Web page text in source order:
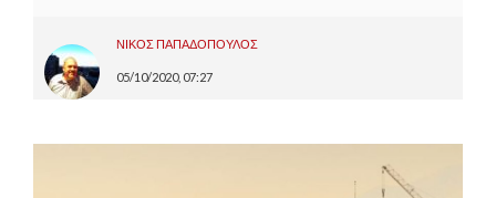
ΝΙΚΟΣ ΠΑΠΑΔΟΠΟΥΛΟΣ
05/10/2020, 07:27